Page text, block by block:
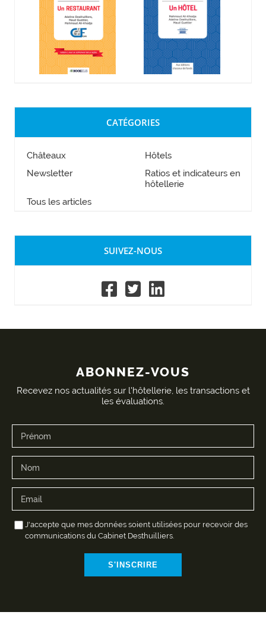
CATÉGORIES
Châteaux
Hôtels
Newsletter
Ratios et indicateurs en
hôtellerie
Tous les articles
SUIVEZ-NOUS
ABONNEZ-VOUS
Recevez nos actualités sur l'hôtellerie, les transactions et
les évaluations.
J'accepte que mes données soient utilisées pour recevoir des
communications du Cabinet Desthuilliers.
S'INSCRIRE